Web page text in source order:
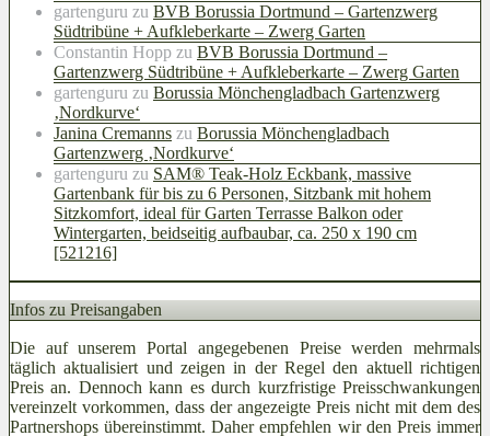
gartenguru zu BVB Borussia Dortmund – Gartenzwerg
Südtribüne + Aufkleberkarte – Zwerg Garten
Constantin Hopp zu BVB Borussia Dortmund –
Gartenzwerg Südtribüne + Aufkleberkarte – Zwerg Garten
gartenguru zu Borussia Mönchengladbach Gartenzwerg
‚Nordkurve‘
Janina Cremanns zu Borussia Mönchengladbach
Gartenzwerg ‚Nordkurve‘
gartenguru zu SAM® Teak-Holz Eckbank, massive
Gartenbank für bis zu 6 Personen, Sitzbank mit hohem
Sitzkomfort, ideal für Garten Terrasse Balkon oder
Wintergarten, beidseitig aufbaubar, ca. 250 x 190 cm
[521216]
Infos zu Preisangaben
Die auf unserem Portal angegebenen Preise werden mehrmals
täglich aktualisiert und zeigen in der Regel den aktuell richtigen
Preis an. Dennoch kann es durch kurzfristige Preisschwankungen
vereinzelt vorkommen, dass der angezeigte Preis nicht mit dem des
Partnershops übereinstimmt. Daher empfehlen wir den Preis immer